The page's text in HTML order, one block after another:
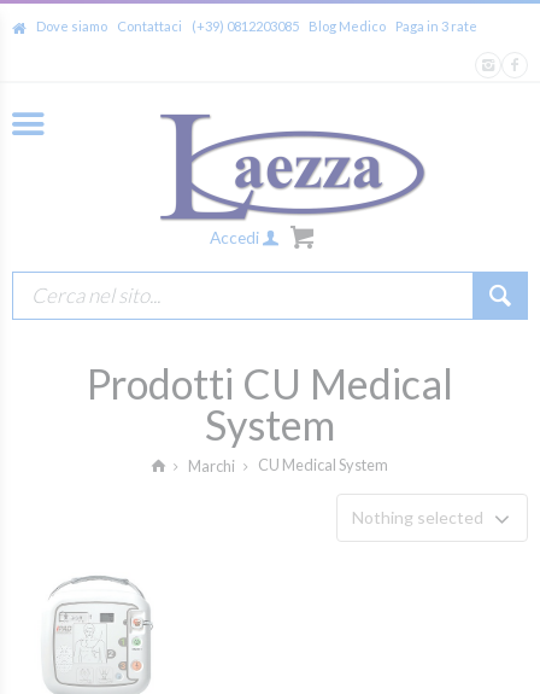
Dove siamo Contattaci (+39) 0812203085 Blog Medico Paga in 3 rate
Accedi
Prodotti CU Medical
System
Marchi CU Medical System
Nothing selected